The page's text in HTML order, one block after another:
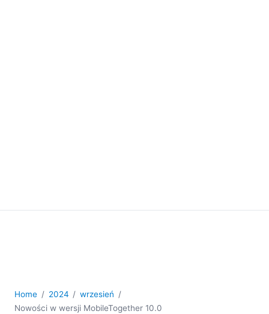
Home 2024
wrzesień
Nowości w wersji MobileTogether 10.0